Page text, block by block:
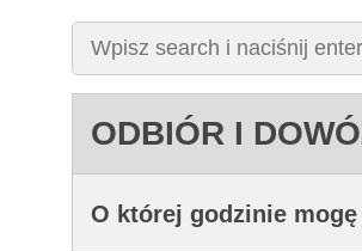
ODBIÓR I
O której godzinie